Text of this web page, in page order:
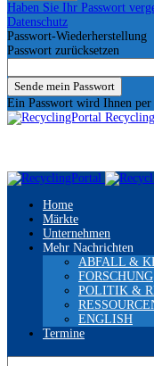
Haben Sie Ihr Passwort
Datenschutz
Passwort-Wiederherstellung
Passwort zurücksetzen
Ein Passwort wird Ihnen
Home
Märkte
Unternehmen
Mehr Nachrichten
ABFALL &
FORSCHUNG
POLITIK &
ENGLISH
Termine